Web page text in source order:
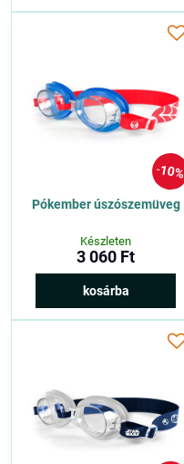
10%
Pókember úszószemüveg
Készleten
3 060 Ft
kosárba